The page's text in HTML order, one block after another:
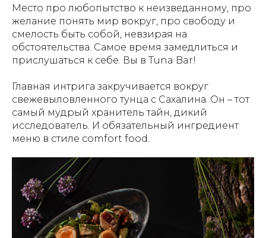
Место про любопытство к неизведанному, про
желание понять мир вокруг, про свободу и
смелость быть собой, невзирая на
обстоятельства. Самое время замедлиться и
прислушаться к себе. Вы в Tuna Bar!
Главная интрига закручивается вокруг
свежевыловленного тунца с Сахалина. Он – тот
самый мудрый хранитель тайн, дикий
исследователь. И обязательный ингредиент
меню в стиле comfort food.